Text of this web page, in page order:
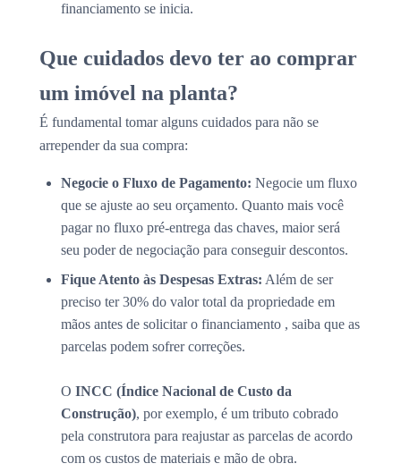
financiamento se inicia.
Que cuidados devo ter ao comprar
um imóvel na planta?
É fundamental tomar alguns cuidados para não se
arrepender da sua compra:
Negocie o Fluxo de Pagamento: Negocie um fluxo
que se ajuste ao seu orçamento. Quanto mais você
pagar no fluxo pré-entrega das chaves, maior será
seu poder de negociação para conseguir descontos.
Fique Atento às Despesas Extras: Além de ser
preciso ter 30% do valor total da propriedade em
mãos antes de solicitar o financiamento , saiba que as
parcelas podem sofrer correções.
O INCC (Índice Nacional de Custo da
Construção), por exemplo, é um tributo cobrado
pela construtora para reajustar as parcelas de acordo
com os custos de materiais e mão de obra.